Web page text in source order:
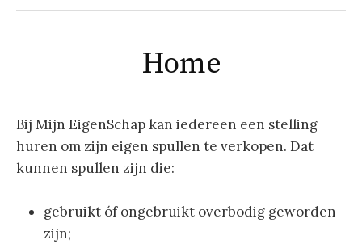
Home
Bij Mijn EigenSchap kan iedereen een stelling
huren om zijn eigen spullen te verkopen. Dat
kunnen spullen zijn die:
gebruikt óf ongebruikt overbodig geworden
zijn;